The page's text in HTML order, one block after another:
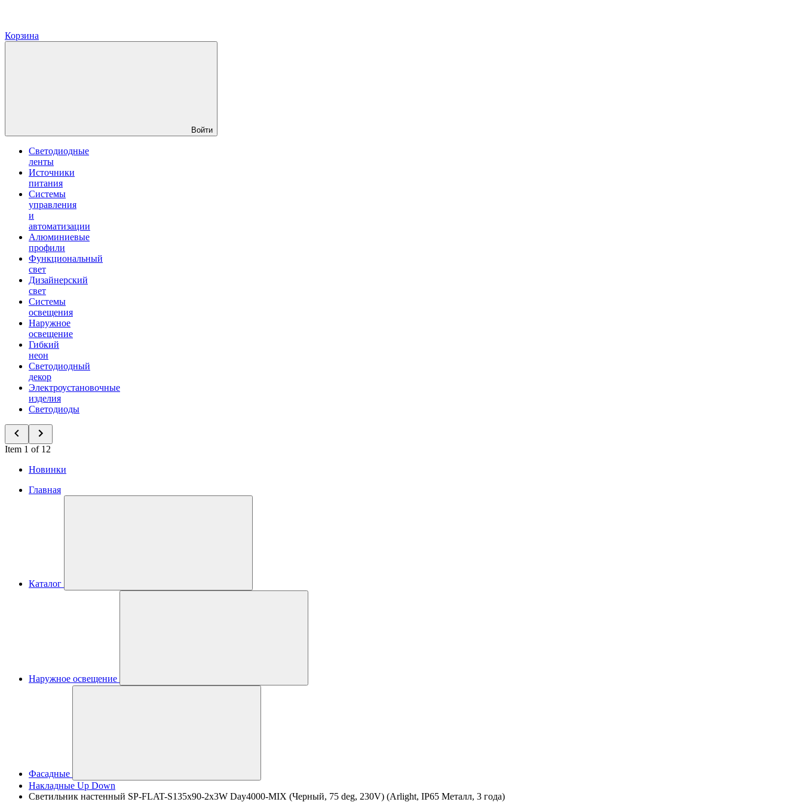
Корзина
Войти
Светодиодные
ленты
Источники
питания
Системы
управления
и
автоматизации
Алюминиевые
профили
Функциональный
свет
Дизайнерский
свет
Системы
освещения
Наружное
освещение
Гибкий
неон
Светодиодный
декор
Электроустановочные
изделия
Светодиоды
Item 1 of 12
Новинки
Главная
Каталог
Наружное освещение
Фасадные
Накладные Up Down
Светильник настенный SP-FLAT-S135x90-2x3W Day4000-MIX (Черный, 75 deg, 230V) (Arlight, IP65 Металл, 3 года)